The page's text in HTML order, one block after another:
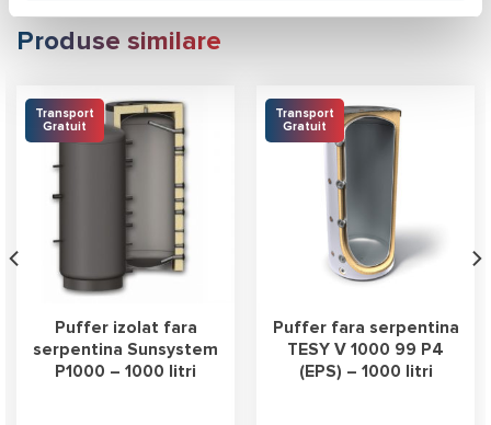
Produse similare
Transport
Gratuit
Puffer izolat fara
serpentina Sunsystem
P1000 – 1000 litri
Transport
Gratuit
Puffer fara serpentina
TESY V 1000 99 P4
(EPS) – 1000 litri